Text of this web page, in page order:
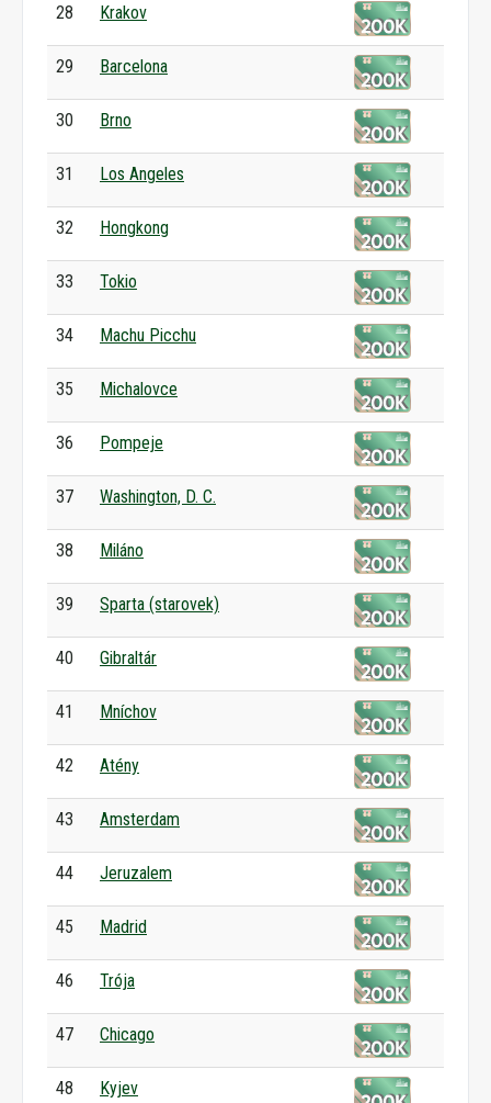
28 Krakov
29 Barcelona
30 Brno
31 Los Angeles
32 Hongkong
33 Tokio
34 Machu Picchu
35 Michalovce
36 Pompeje
37 Washington, D. C.
38 Miláno
39 Sparta (starovek)
40 Gibraltár
41 Mníchov
42 Atény
43 Amsterdam
44 Jeruzalem
45 Madrid
46 Trója
47 Chicago
48 Kyjev